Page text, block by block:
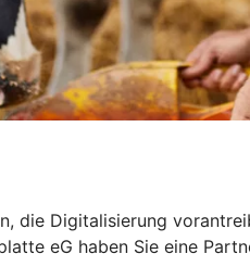
die Digitalisierung
eG haben Sie eine